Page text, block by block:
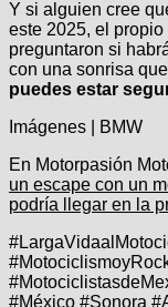
Y si alguien cree
este 2025, el
preguntaron si
con una sonrisa
puedes estar
Imágenes | BMW
En Motorpasión
un escape con un
podría llegar en la
#México #Sonora